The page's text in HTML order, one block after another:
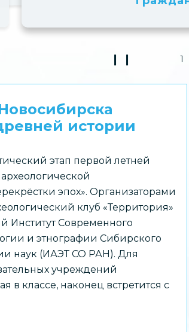
Play Pause
❙ ❙ 2
истории
этап первой летней
эпох». Организаторами
клуб «Территория»
Современного
и этнографии Сибирского
наук (ИАЭТ СО РАН). Для
учреждений
в классе, наконец встретится с